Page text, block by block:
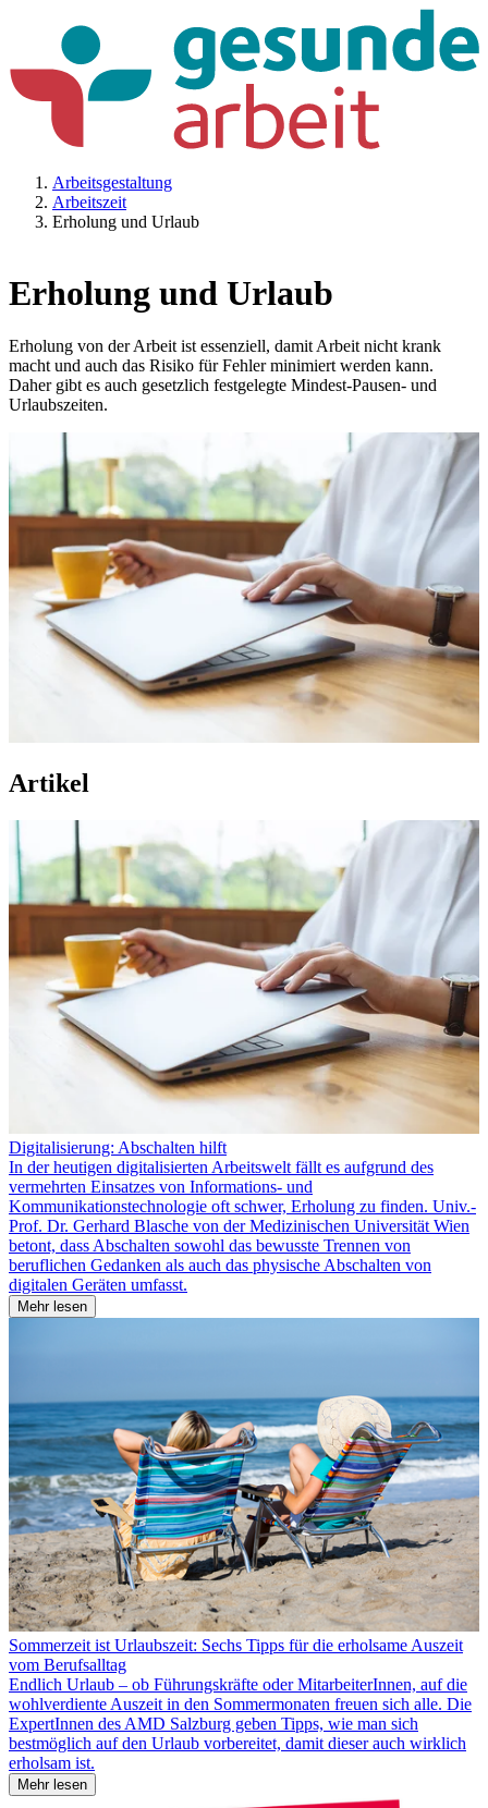
Arbeitsgestaltung
Arbeitszeit
Erholung und Urlaub
Erholung und Urlaub
Erholung von der Arbeit ist essenziell, damit Arbeit nicht krank
macht und auch das Risiko für Fehler minimiert werden kann.
Daher gibt es auch gesetzlich festgelegte Mindest-Pausen- und
Urlaubszeiten.
Artikel
Digitalisierung: Abschalten hilft
In der heutigen digitalisierten Arbeitswelt fällt es aufgrund des
vermehrten Einsatzes von Informations- und
Kommunikationstechnologie oft schwer, Erholung zu finden. Univ.-
Prof. Dr. Gerhard Blasche von der Medizinischen Universität Wien
betont, dass Abschalten sowohl das bewusste Trennen von
beruflichen Gedanken als auch das physische Abschalten von
digitalen Geräten umfasst.
Mehr lesen
Sommerzeit ist Urlaubszeit: Sechs Tipps für die erholsame Auszeit
vom Berufsalltag
Endlich Urlaub – ob Führungskräfte oder MitarbeiterInnen, auf die
wohlverdiente Auszeit in den Sommermonaten freuen sich alle. Die
ExpertInnen des AMD Salzburg geben Tipps, wie man sich
bestmöglich auf den Urlaub vorbereitet, damit dieser auch wirklich
erholsam ist.
Mehr lesen